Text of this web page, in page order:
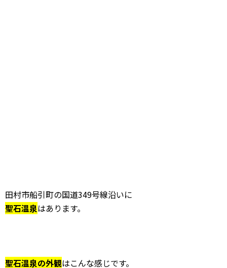
田村市船引町の国道349号線沿いに
聖石温泉はあります。
聖石温泉の外観はこんな感じです。